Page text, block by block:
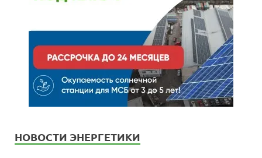
НОВОСТИ ЭНЕРГЕТИКИ